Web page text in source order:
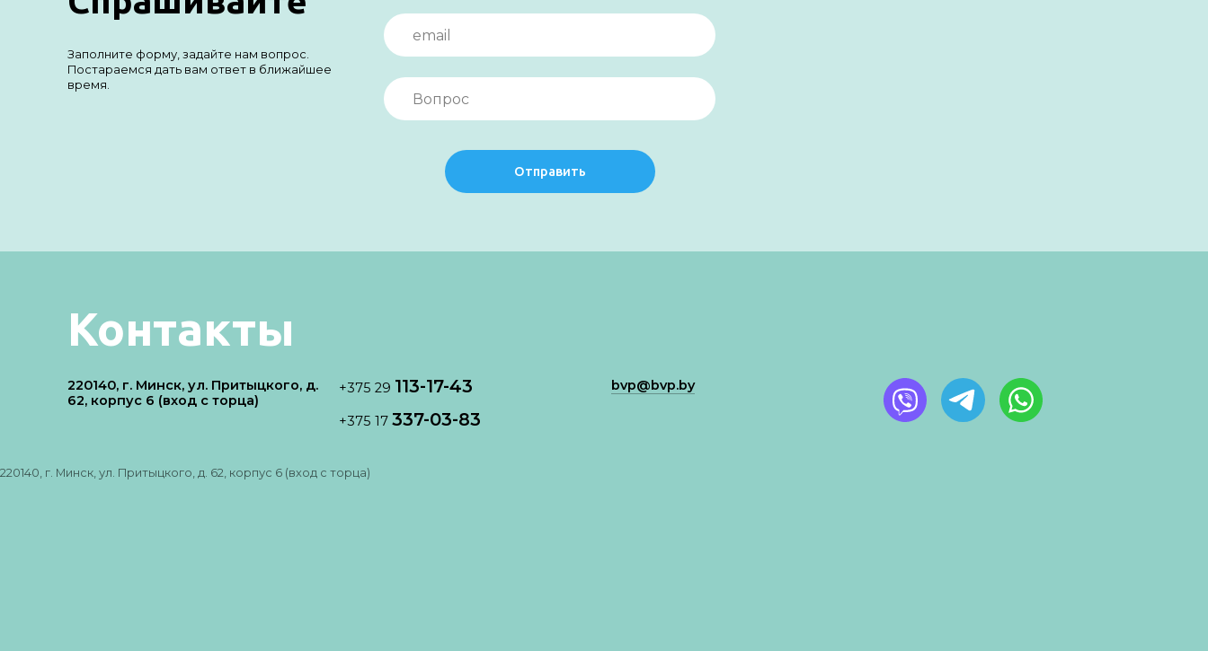
Заполните форму, задайте нам вопрос.
Постараемся дать вам ответ в ближайшее
время.
Отправить
Контакты
220140, г. Минск, ул. Притыцкого, д.
62, корпус 6 (вход с торца)
220140, г. Минск, ул. Притыцкого, д. 62, корпус 6 (вход с торца)
+375 29 113-17-43
+375 17337-03-83
bvp@bvp.by